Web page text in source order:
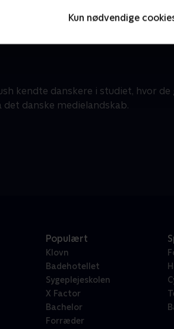
Kun nødvendige
kendte danskere i studiet, hvor
danske medielandskab.
Populært
Klovn
Badehotellet
Sygeplejeskolen
X Factor
Bachelor
Forræder